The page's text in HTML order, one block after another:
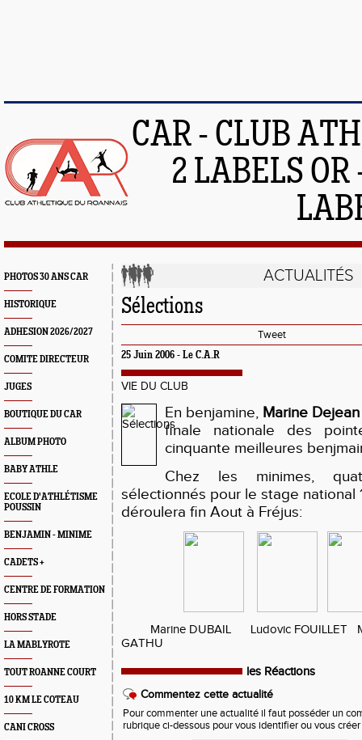
CAR - CLUB
2 LABELS
PHOTOS 30 ANS CAR
HISTORIQUE
ADHESION 2026/2027
COMITE DIRECTEUR
JUGES
BOUTIQUE DU CAR
ALBUM PHOTO
BABY ATHLE
ECOLE D'ATHLÉTISME
POUSSIN
BENJAMIN - MINIME
CADETS +
CENTRE DE FORMATION
HORS STADE
LA MABLYROTE
TOUT ROANNE COURT
10 KM LE COTEAU
CANI CROSS
ACTUALITÉS
Sélections
Tweet
25 Juin 2006 - Le C.A.R
VIE DU CLUB
En benjamine, Marine Dejean
finale nationale des
cinquante meilleures
Chez les minimes,
sélectionnés pour le stage national
déroulera fin Aout à Fréjus:
Marine DUBAIL Ludovic FOUILLET
GATHU
les Réactions
Commentez cette actualité
Pour commenter une actualité il faut posséder un
rubrique ci-dessous pour vous identifier ou vous